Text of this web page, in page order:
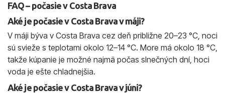
FAQ – počasie v Costa Brava
Aké je počasie v Costa Brava v máji?
V máji býva v Costa Brava cez deň približne 20–23 °C, noci
sú svieže s teplotami okolo 12–14 °C. More má okolo 18 °C,
takže kúpanie je možné najmä počas slnečných dní, hoci
voda je ešte chladnejšia.
Aké je počasie v Costa Brava v júni?